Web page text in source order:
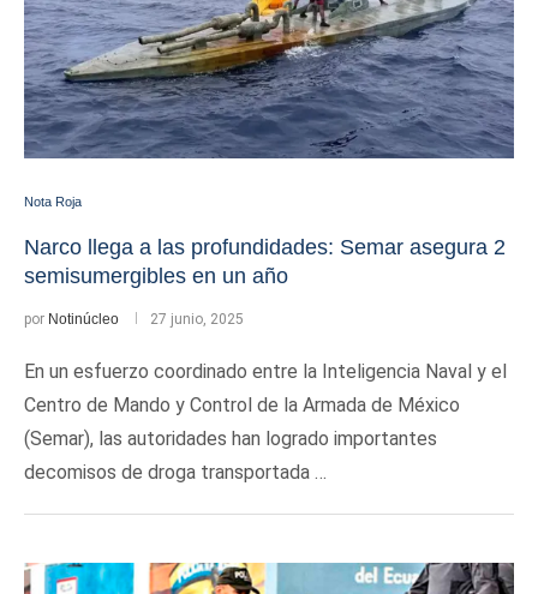
Nota Roja
Narco llega a las profundidades: Semar asegura 2
semisumergibles en un año
por Notinúcleo 27 junio, 2025
En un esfuerzo coordinado entre la Inteligencia Naval y el
Centro de Mando y Control de la Armada de México
(Semar), las autoridades han logrado importantes
decomisos de droga transportada …